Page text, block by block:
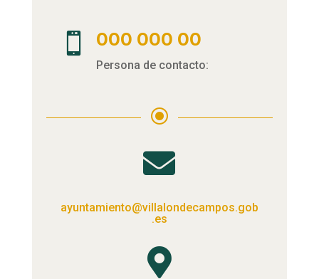
 000 000 00
Persona de contacto:
\

ayuntamiento@villalondecampos.gob
.es
